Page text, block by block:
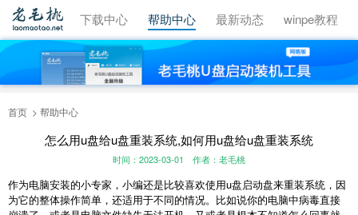
视频教程 下载中心 帮助中心 最新动态 winpe教程
首页 帮助中心
怎么用u盘给u盘重装系统,如何用u盘给u盘重装系统
时间：2023-03-01 作者：老毛桃
作为电脑安装的小专家，小编还是比较喜欢使用u盘启动盘来重装系统，因
为它的整体操作简单，还适用于不同的情况。比如说你的电脑中病毒直接